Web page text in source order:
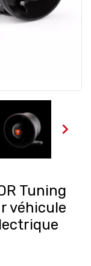

Tuning
véhicule